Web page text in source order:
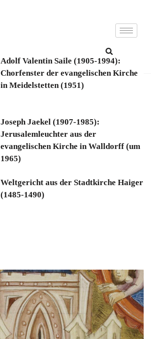
Adolf Valentin Saile (1905-1994):
Chorfenster der evangelischen Kirche
in Meidelstetten (1951)
Joseph Jaekel (1907-1985):
Jerusalemleuchter aus der
evangelischen Kirche in Walldorff (um
1965)
Weltgericht aus der Stadtkirche Haiger
(1485-1490)